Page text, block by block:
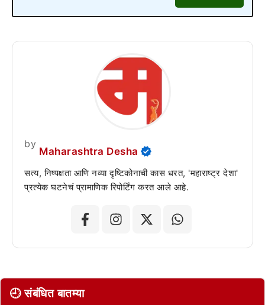
by
Maharashtra Desha
सत्य, निष्पक्षता आणि नव्या दृष्टिकोनाची कास धरत, 'महाराष्ट्र देशा'
प्रत्येक घटनेचं प्रामाणिक रिपोर्टिंग करत आले आहे.
🕘 संबंधित बातम्या